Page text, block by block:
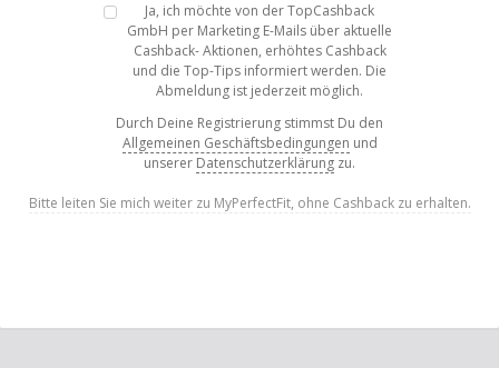
Ja, ich möchte von der TopCashback
GmbH per Marketing E-Mails über aktuelle
Cashback- Aktionen, erhöhtes Cashback
und die Top-Tips informiert werden. Die
Abmeldung ist jederzeit möglich.
Durch Deine Registrierung stimmst Du den
Allgemeinen Geschäftsbedingungen und
unserer Datenschutzerklärung zu.
Bitte leiten Sie mich weiter zu MyPerfectFit, ohne Cashback zu erhalten.